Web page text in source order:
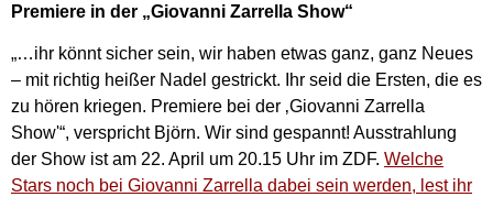
Premiere in der „Giovanni Zarrella Show“
„…ihr könnt sicher sein, wir haben etwas ganz, ganz Neues
– mit richtig heißer Nadel gestrickt. Ihr seid die Ersten, die es
zu hören kriegen. Premiere bei der ‚Giovanni Zarrella
Show'“, verspricht Björn. Wir sind gespannt! Ausstrahlung
der Show ist am 22. April um 20.15 Uhr im ZDF. Welche
Stars noch bei Giovanni Zarrella dabei sein werden, lest ihr